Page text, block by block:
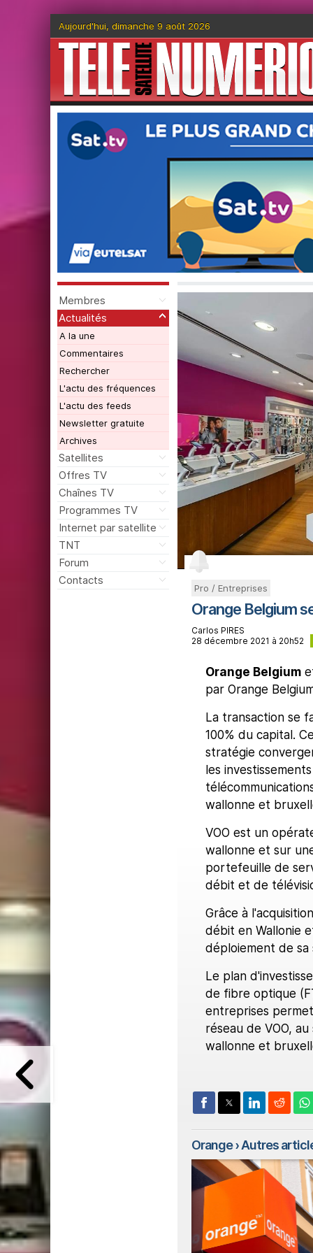
Aujourd'hui, dimanche 9 août 2026
Membres
Actualités
A la une
Commentaires
Rechercher
L'actu des fréquences
L'actu des feeds
Newsletter gratuite
Archives
Satellites
Offres TV
Chaînes TV
Programmes TV
Internet par satellite
TNT
Forum
Contacts
Pro / Entreprises
Orange Belgium
Carlos PIRES
28 décembre 2021 à 20h52
Orange Belgium
par Orange
La transaction se
100% du capital.
stratégie
les
wallonne et
VOO est un
wallonne et sur
portefeuille de
débit et de
Grâce à
débit en Wallonie
déploiement de sa
Le plan
de fibre optique
entreprises
réseau de VOO,
wallonne et
Orange› Autres